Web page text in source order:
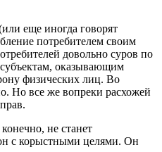
еще иногда говорят
потребителем своим
довольно суров по
оказывающим
физических лиц. Во
Но все же вопреки расхожей
не станет
с корыстными целями. Он